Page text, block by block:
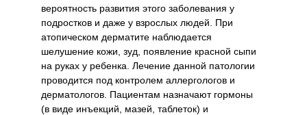
вероятность развития этого заболевания у
подростков и даже у взрослых людей. При
атопическом дерматите наблюдается
шелушение кожи, зуд, появление красной сыпи
на руках у ребенка. Лечение данной патологии
проводится под контролем аллергологов и
дерматологов. Пациентам назначают гормоны
(в виде инъекций, мазей, таблеток) и